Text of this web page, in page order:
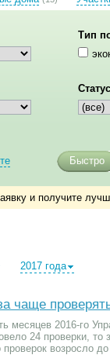
Тип
Быстро
и получите
2017 года
чаще
месяцев 2016-го
24 проверки, то
проверок возросло